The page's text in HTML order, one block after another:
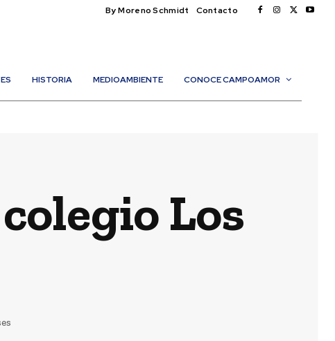
By Moreno Schmidt Contacto
HISTORIA MEDIOAMBIENTE CONOCE CAMPOAMOR
Los